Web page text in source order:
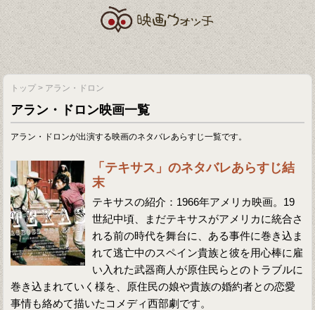
トップ > アラン・ドロン
アラン・ドロン映画一覧
アラン・ドロンが出演する映画のネタバレあらすじ一覧です。
「テキサス」のネタバレあらすじ結
末
テキサスの紹介：1966年アメリカ映画。19
世紀中頃、まだテキサスがアメリカに統合さ
れる前の時代を舞台に、ある事件に巻き込ま
れて逃亡中のスペイン貴族と彼を用心棒に雇
い入れた武器商人が原住民らとのトラブルに
巻き込まれていく様を、原住民の娘や貴族の婚約者との恋愛
事情も絡めて描いたコメディ西部劇です。